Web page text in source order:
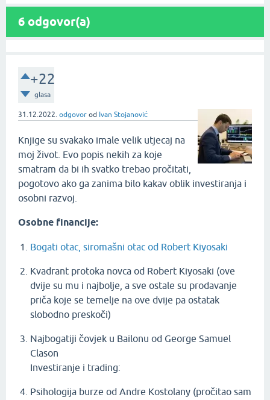
6 odgovor(a)
+22
glasa
31.12.2022. odgovor od Ivan Stojanović
Knjige su svakako imale velik utjecaj na
moj život. Evo popis nekih za koje
smatram da bi ih svatko trebao pročitati,
pogotovo ako ga zanima bilo kakav oblik investiranja i
osobni razvoj.
Osobne financije:
Bogati otac, siromašni otac od Robert Kiyosaki
Kvadrant protoka novca od Robert Kiyosaki (ove
dvije su mu i najbolje, a sve ostale su prodavanje
priča koje se temelje na ove dvije pa ostatak
slobodno preskoči)
Najbogatiji čovjek u Bailonu od George Samuel
Clason
Investiranje i trading:
Psihologija burze od Andre Kostolany (pročitao sam